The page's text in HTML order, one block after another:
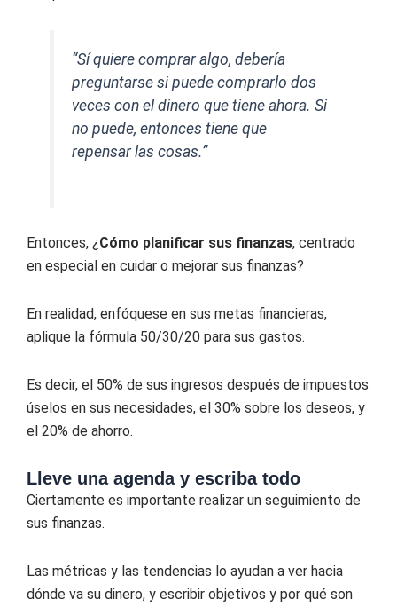
“Sí quiere comprar algo, debería
preguntarse si puede comprarlo dos
veces con el dinero que tiene ahora. Si
no puede, entonces tiene que
repensar las cosas.”
Entonces, ¿ Cómo planificar sus finanzas, centrado
en especial en cuidar o mejorar sus finanzas?
En realidad, enfóquese en sus metas financieras,
aplique la fórmula 50/30/20 para sus gastos.
Es decir, el 50% de sus ingresos después de impuestos
úselos en sus necesidades, el 30% sobre los deseos, y
el 20% de ahorro.
Lleve una agenda y escriba todo
Ciertamente es importante realizar un seguimiento de
sus finanzas.
Las métricas y las tendencias lo ayudan a ver hacia
dónde va su dinero, y escribir objetivos y por qué son